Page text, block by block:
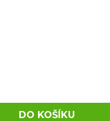
DO KOŠÍKU